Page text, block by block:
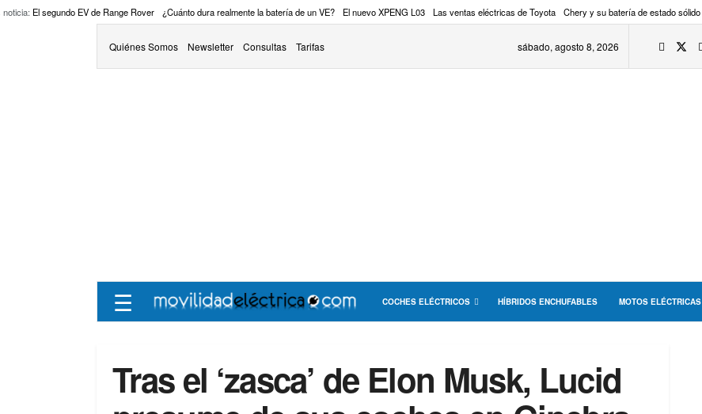
noticia: El segundo EV de Range Rover ¿Cuánto dura realmente la batería de un VE? El nuevo XPENG L03 Las ventas eléctricas de Toyota Chery y su batería de estado sólido
Quiénes Somos Newsletter Consultas Tarifas sábado, agosto 8, 2026
☰ COCHES ELÉCTRICOS HÍBRIDOS ENCHUFABLES MOTOS ELÉCTRICAS
Tras el ‘zasca’ de Elon Musk, Lucid